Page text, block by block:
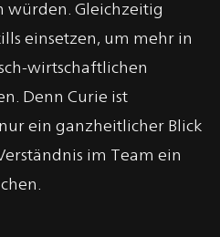
Gleichzeitig
einsetzen, um mehr in
wirtschaftlichen
Denn Curie ist
ein ganzheitlicher Blick
im Team ein